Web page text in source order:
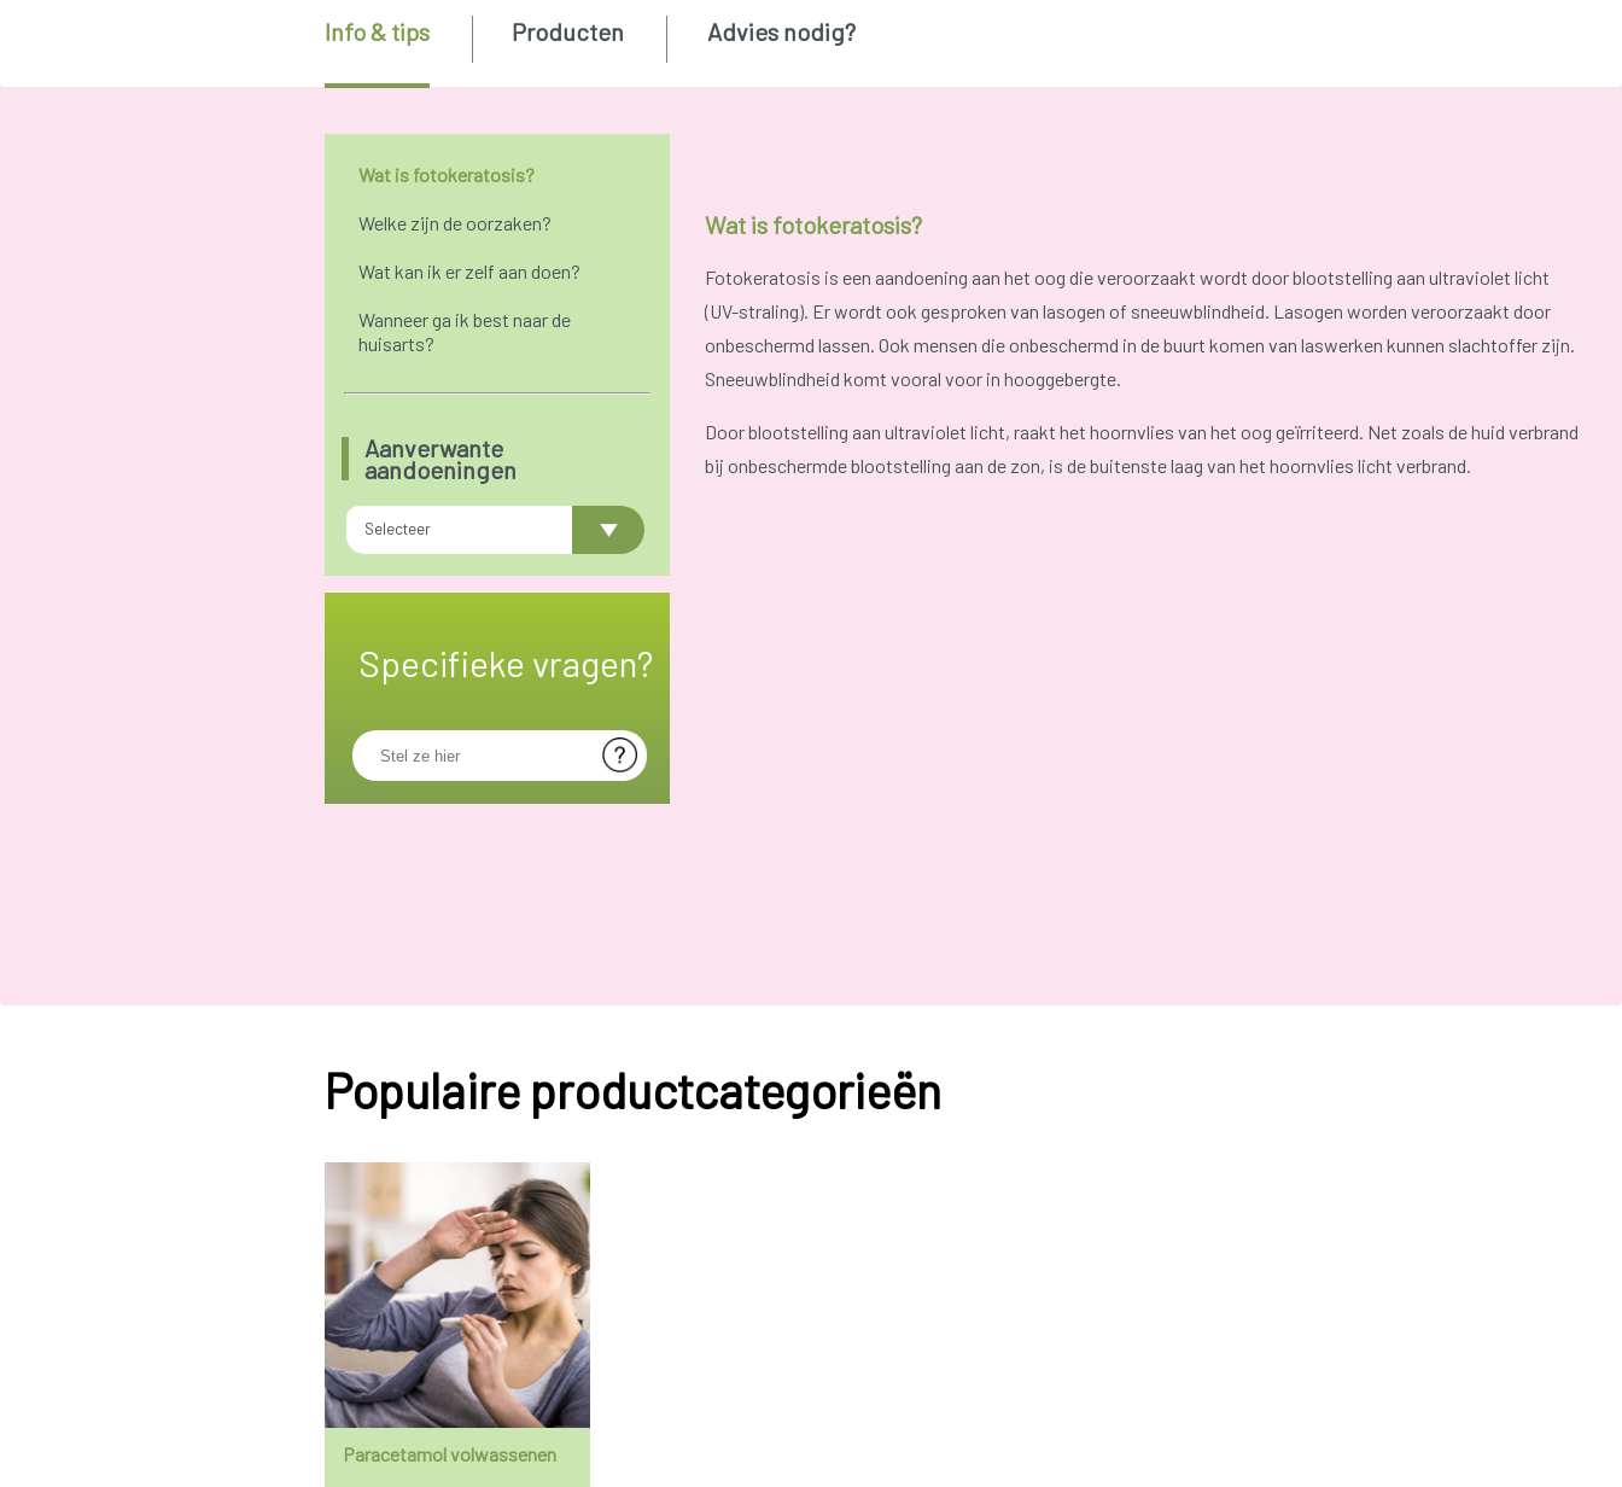
Wat is fotokeratosis?
Welke zijn de oorzaken?
Wat kan ik er zelf aan doen?
Wanneer ga ik best naar de
huisarts?
Aanverwante
aandoeningen
Selecteer
Specifieke vragen?
Info & tips Producten Advies nodig?
Wat is fotokeratosis?
Fotokeratosis is een aandoening aan het oog die veroorzaakt wordt door blootstelling aan ultraviolet licht
(UV-straling). Er wordt ook gesproken van lasogen of sneeuwblindheid. Lasogen worden veroorzaakt door
onbeschermd lassen. Ook mensen die onbeschermd in de buurt komen van laswerken kunnen slachtoffer zijn.
Sneeuwblindheid komt vooral voor in hooggebergte.
Door blootstelling aan ultraviolet licht, raakt het hoornvlies van het oog geïrriteerd. Net zoals de huid verbrand
bij onbeschermde blootstelling aan de zon, is de buitenste laag van het hoornvlies licht verbrand.
Populaire productcategorieën
Paracetamol volwassenen